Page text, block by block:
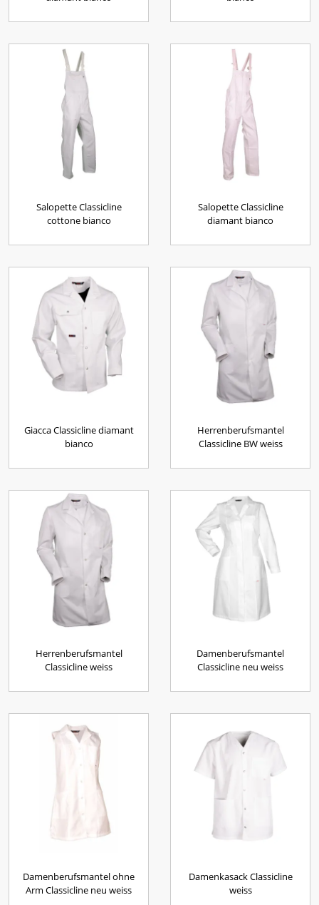
Salopette Classicline
cottone bianco
Salopette Classicline
diamant bianco
Giacca Classicline diamant
bianco
Herrenberufsmantel
Classicline BW weiss
Herrenberufsmantel
Classicline weiss
Damenberufsmantel
Classicline neu weiss
Damenberufsmantel ohne
Arm Classicline neu weiss
Damenkasack Classicline
weiss